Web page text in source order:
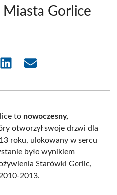
Gorlice
Share Share
to nowoczesny,
otworzył swoje drzwi dla
roku, ulokowany w sercu
było wynikiem
Starówki Gorlic,
2013.